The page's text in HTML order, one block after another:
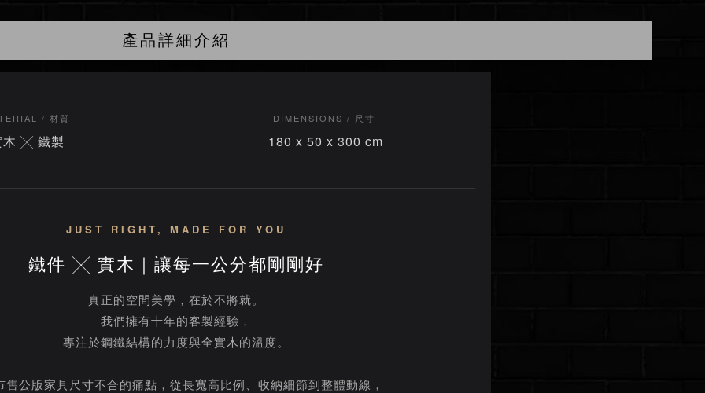
產品詳細介紹
/ 材質
木 ╳ 鐵製
DIMENSIONS / 尺寸
180 x 50 x 300 cm
JUST RIGHT, MADE FOR YOU
鐵件 ╳ 實木｜讓每一公分都剛剛好
真正的空間美學，在於不將就。
我們擁有十年的客製經驗，
專注於鋼鐵結構的力度與全實木的溫度。
售公版家具尺寸不合的痛點，從長寬高比例、收納細節到整體動線，